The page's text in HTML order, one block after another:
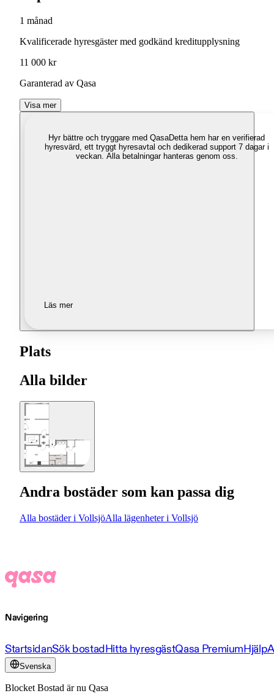
1 månad
Kvalificerade hyresgäster med godkänd kreditupplysning
11 000 kr
Garanterad av Qasa
Visa mer
Hyr bättre och tryggare med QasaDetta hem har en verifierad
hyresvärd, ett tryggt hyresavtal och dedikerad support 7 dagar i
veckan. Alla betalningar hanteras genom oss.
Läs mer
Plats
Alla bilder
Andra bostäder som kan passa dig
Alla bostäder i VollsjöAlla lägenheter i Vollsjö
Navigering
StartsidanSök bostadHitta hyresgästQasa PremiumHjälp
Svenska
Blocket Bostad är nu Qasa